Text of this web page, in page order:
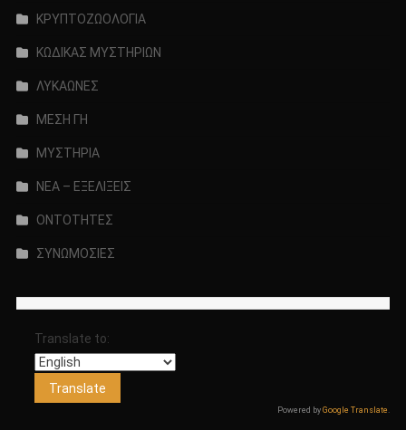
ΚΡΥΠΤΟΖΩΟΛΟΓΙΑ
ΚΩΔΙΚΑΣ ΜΥΣΤΗΡΙΩΝ
ΛΥΚΑΩΝΕΣ
ΜΕΣΗ ΓΗ
ΜΥΣΤΗΡΙΑ
ΝΕΑ – ΕΞΕΛΙΞΕΙΣ
ΟΝΤΟΤΗΤΕΣ
ΣΥΝΩΜΟΣΙΕΣ
Translate to:
Powered byGoogle Translate .